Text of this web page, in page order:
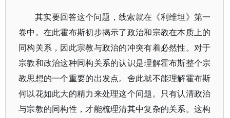
其实要回答这个问题，线索就在《利维坦》第一
卷中。在此霍布斯初步揭示了政治和宗教在本质上的
同构关系，因此宗教与政治的冲突有着必然性。对于
宗教和政治这种同构关系的认识是理解霍布斯整个宗
教思想的一个重要的出发点。舍此就不能理解霍布斯
何以花如此大的精力来处理这个问题。只有认清政治
与宗教的同构性，才能梳理清其中复杂的关系。这构